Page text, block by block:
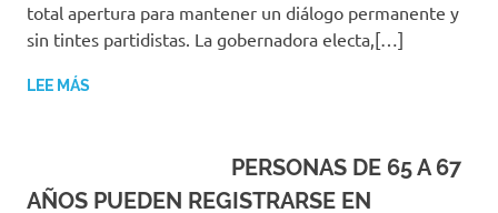
total apertura para mantener un diálogo permanente y
sin tintes partidistas. La gobernadora electa,[…]
LEE MÁS
PERSONAS DE 65 A 67
AÑOS PUEDEN REGISTRARSE EN